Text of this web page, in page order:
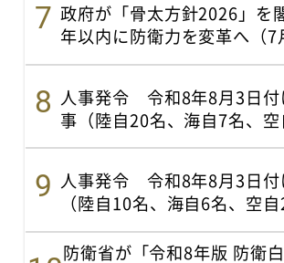
政府が「骨太方針2026」
年以内に防衛力を変革へ（7
人事発令 令和8年8月3日付
事（陸自20名、海自7名、空
人事発令 令和8年8月3日付
（陸自10名、海自6名、空自
防衛省が「令和8年版 防衛